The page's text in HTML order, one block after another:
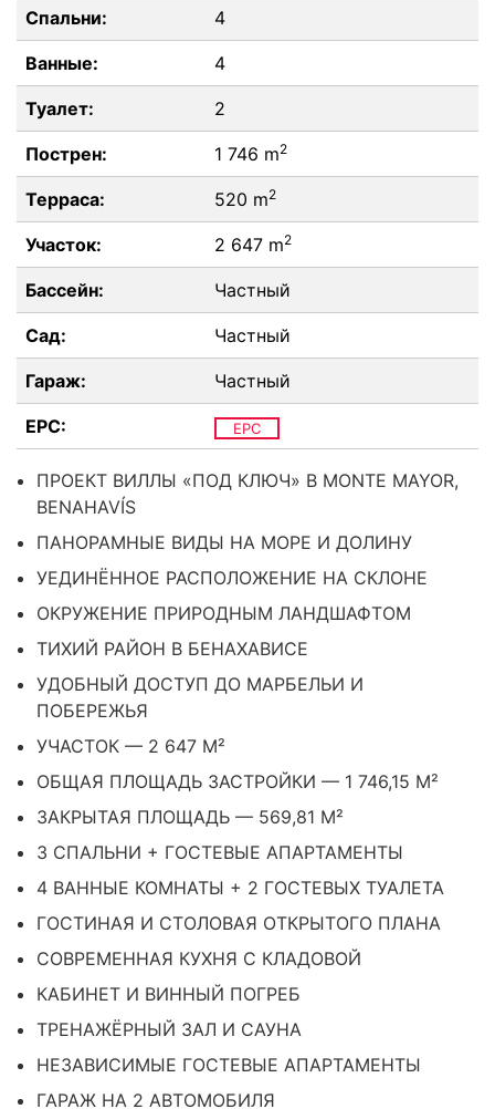
Спальни: 4
Ванные: 4
Туалет: 2
Пострен: 1 746 m2
Терраса: 520 m2
Участок: 2 647 m2
Бассейн: Частный
Сад: Частный
Гараж: Частный
EPC: EPC
ПРОЕКТ ВИЛЛЫ «ПОД КЛЮЧ» В MONTE MAYOR,
BENAHAVÍS
ПАНОРАМНЫЕ ВИДЫ НА МОРЕ И ДОЛИНУ
УЕДИНЁННОЕ РАСПОЛОЖЕНИЕ НА СКЛОНЕ
ОКРУЖЕНИЕ ПРИРОДНЫМ ЛАНДШАФТОМ
ТИХИЙ РАЙОН В БЕНАХАВИСЕ
УДОБНЫЙ ДОСТУП ДО МАРБЕЛЬИ И
ПОБЕРЕЖЬЯ
УЧАСТОК — 2 647 М²
ОБЩАЯ ПЛОЩАДЬ ЗАСТРОЙКИ — 1 746,15 М²
ЗАКРЫТАЯ ПЛОЩАДЬ — 569,81 М²
3 СПАЛЬНИ + ГОСТЕВЫЕ АПАРТАМЕНТЫ
4 ВАННЫЕ КОМНАТЫ + 2 ГОСТЕВЫХ ТУАЛЕТА
ГОСТИНАЯ И СТОЛОВАЯ ОТКРЫТОГО ПЛАНА
СОВРЕМЕННАЯ КУХНЯ С КЛАДОВОЙ
КАБИНЕТ И ВИННЫЙ ПОГРЕБ
ТРЕНАЖЁРНЫЙ ЗАЛ И САУНА
НЕЗАВИСИМЫЕ ГОСТЕВЫЕ АПАРТАМЕНТЫ
ГАРАЖ НА 2 АВТОМОБИЛЯ